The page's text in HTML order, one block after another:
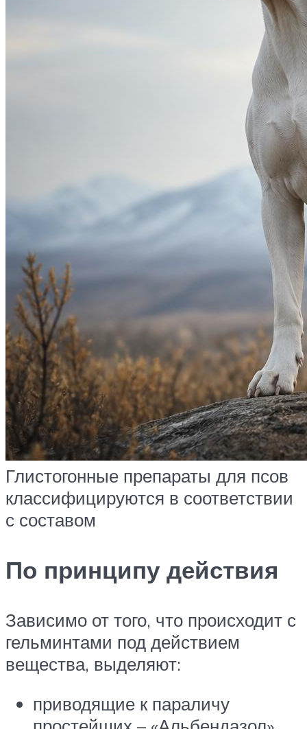
Глистогонные препараты для псов
классифицируются в соответствии
с составом
По принципу действия
Зависимо от того, что происходит с
гельминтами под действием
вещества, выделяют:
приводящие к параличу